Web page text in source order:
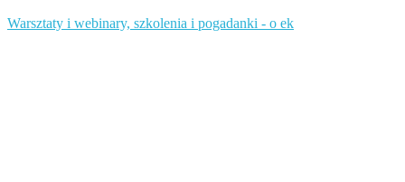
Warsztaty i webinary, szkolenia i pogadanki - o ek